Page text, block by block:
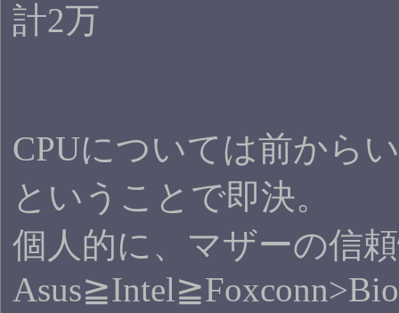
計2万
CPUについては前から
ということで即決。
個人的に、マザーの信